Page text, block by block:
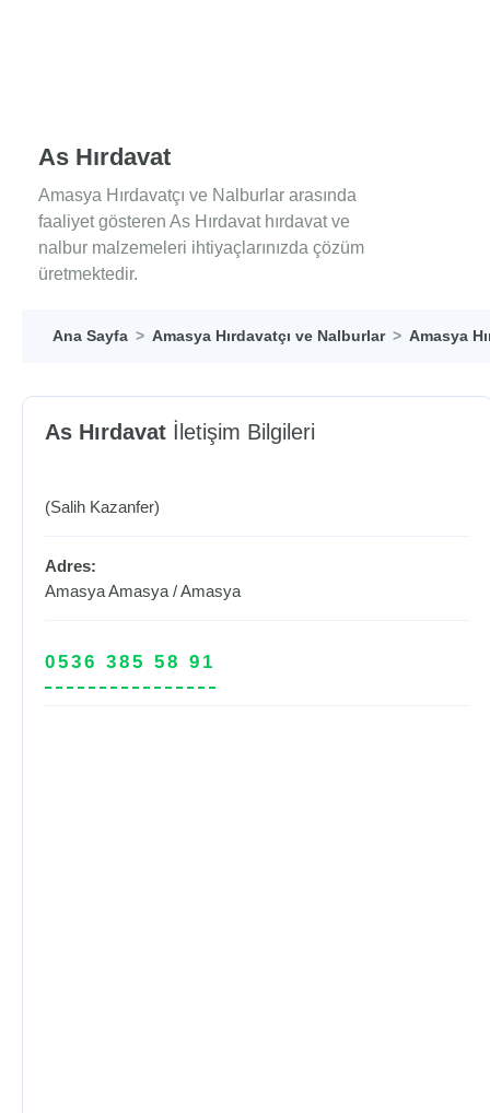
As Hırdavat
Amasya Hırdavatçı ve Nalburlar arasında
faaliyet gösteren As Hırdavat hırdavat ve
nalbur malzemeleri ihtiyaçlarınızda çözüm
üretmektedir.
Ana Sayfa Amasya Hırdavatçı ve Nalburlar Amasya
As Hırdavat İletişim Bilgileri
(Salih Kazanfer)
Adres:
AmasyaAmasya /Amasya
0536 385 58 91